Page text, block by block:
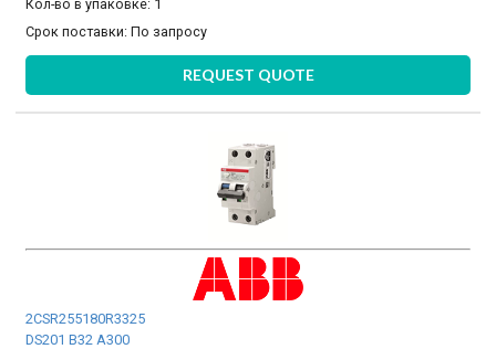
Кол-во в упаковке: 1
Срок поставки:По запросу
REQUEST QUOTE
2CSR255180R3325
DS201 B32 A300